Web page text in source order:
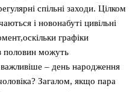
спільні заходи. Цілком
і новонабуті цивільні
графіки
половин можуть
– день народження
Загалом, якщо пара